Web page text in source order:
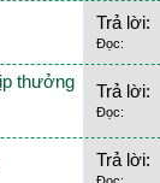
Trả lời:
Đọc:
thưởng
Trả lời:
Đọc:
Trả lời: